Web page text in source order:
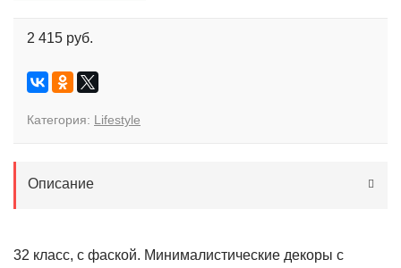
2 415 руб.
Категория: Lifestyle
Описание
32 класс, с фаской. Минималистические декоры с